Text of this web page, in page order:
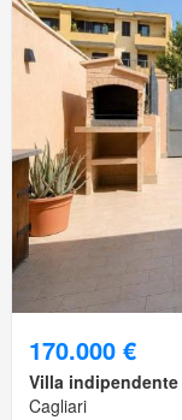
170.000 €
Villa indipendente
Cagliari